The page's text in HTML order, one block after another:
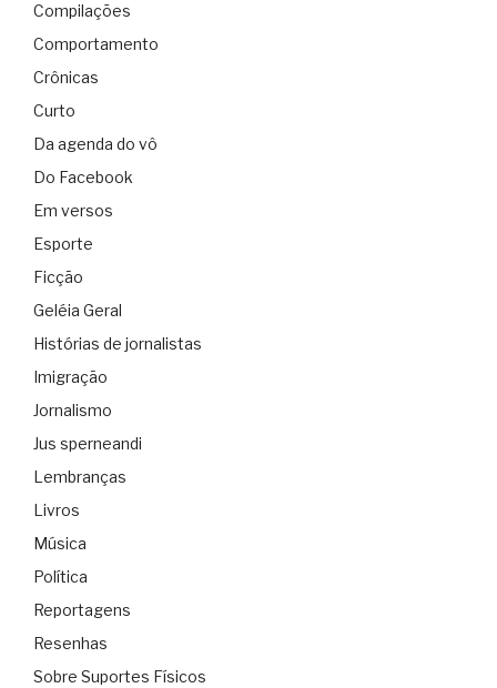
Compilações
Comportamento
Crônicas
Curto
Da agenda do vô
Do Facebook
Em versos
Esporte
Ficção
Geléia Geral
Histórias de jornalistas
Imigração
Jornalismo
Jus sperneandi
Lembranças
Livros
Música
Política
Reportagens
Resenhas
Sobre Suportes Físicos